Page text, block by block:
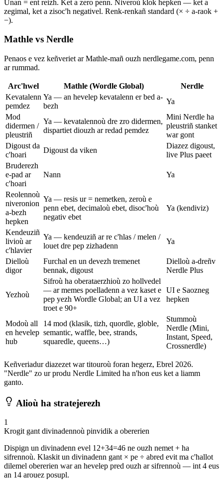
Unan = ent reizh. Ket a zero penn. Niveroù klok hepken — ket a
zegimal, ket a zisoc'h negativel. Renk-renkañ standard (× ÷ a-raok +
−).
Mathle vs Nerdle
Penaos e vez keñveriet ar Mathle-mañ ouzh nerdlegame.com, penn
ar rummad.
Arc'hwel Mathle (Wordle Global)
Nerdle
Kevatalenn
pemdez
Ya — an hevelep kevatalenn er bed a-
bezh
Ya
Mod
didermen /
pleustriñ
Ya — kevatalennoù dre zro didermen,
dispartiet diouzh ar redad pemdez
Mini Nerdle ha
pleustriñ stanket
war gont
Digoust da
c'hoari
Digoust da viken
Diazez digoust,
live Plus paeet
Bruderezh
e-pad ar
c'hoari
Nann Ya
Reolennoù
niveronion
a-bezh
hepken
Ya — resis ur = nemetken, zeroù e
penn ebet, decimaloù ebet, disoc'hoù
negativ ebet
Ya (kendiviz)
Kendeuziñ
livioù ar
c'hlavier
Ya — kendeuziñ ar re c'hlas / melen /
louet dre pep zizhadenn
Ya
Dielloù
digor
Furchal en un devezh tremenet
bennak, digoust
Dielloù a-dreñv
Nerdle Plus
Yezhoù
Sifroù ha oberataerzhioù zo hollvedel
— ar memes poelladenn a vez kaset e
pep yezh Wordle Global; an UI a vez
troet e 90+
UI e Saozneg
hepken
Modoù all
en hevelep
hub
14 mod (klasik, tizh, quordle, globle,
semantic, waffle, bee, strands,
squaredle, queens…)
Stummoù
Nerdle (Mini,
Instant, Speed,
Crossnerdle)
Keñveriadur diazezet war titouroù foran hegerz, Ebrel 2026.
"Nerdle" zo ur produ Nerdle Limited ha n'hon eus ket a liamm
ganto.
Alioù ha stratejerezh
1
Krogit gant divinadennoù pinvidik a obererien
Dispign un divinadenn evel 12+34=46 ne ouzh nemet + ha
sifrennoù. Klaskit un divinadenn gant × pe ÷ abred evit ma c'hallot
dilemel obererien war an hevelep pred ouzh ar sifrennoù — int 4 eus
an 14 arouez posupl.